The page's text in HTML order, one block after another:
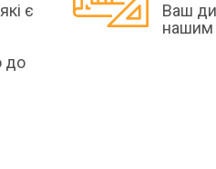
є
до
Ваш
нашим